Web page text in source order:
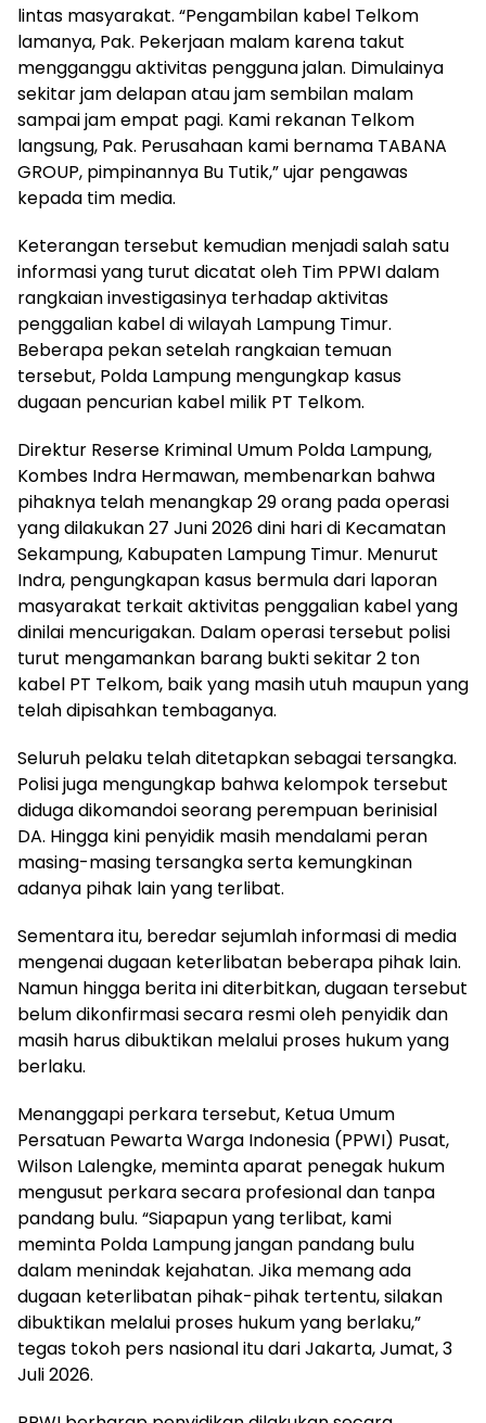
lintas masyarakat. “Pengambilan kabel Telkom
lamanya, Pak. Pekerjaan malam karena takut
mengganggu aktivitas pengguna jalan. Dimulainya
sekitar jam delapan atau jam sembilan malam
sampai jam empat pagi. Kami rekanan Telkom
langsung, Pak. Perusahaan kami bernama TABANA
GROUP, pimpinannya Bu Tutik,” ujar pengawas
kepada tim media.
Keterangan tersebut kemudian menjadi salah satu
informasi yang turut dicatat oleh Tim PPWI dalam
rangkaian investigasinya terhadap aktivitas
penggalian kabel di wilayah Lampung Timur.
Beberapa pekan setelah rangkaian temuan
tersebut, Polda Lampung mengungkap kasus
dugaan pencurian kabel milik PT Telkom.
Direktur Reserse Kriminal Umum Polda Lampung,
Kombes Indra Hermawan, membenarkan bahwa
pihaknya telah menangkap 29 orang pada operasi
yang dilakukan 27 Juni 2026 dini hari di Kecamatan
Sekampung, Kabupaten Lampung Timur. Menurut
Indra, pengungkapan kasus bermula dari laporan
masyarakat terkait aktivitas penggalian kabel yang
dinilai mencurigakan. Dalam operasi tersebut polisi
turut mengamankan barang bukti sekitar 2 ton
kabel PT Telkom, baik yang masih utuh maupun yang
telah dipisahkan tembaganya.
Seluruh pelaku telah ditetapkan sebagai tersangka.
Polisi juga mengungkap bahwa kelompok tersebut
diduga dikomandoi seorang perempuan berinisial
DA. Hingga kini penyidik masih mendalami peran
masing-masing tersangka serta kemungkinan
adanya pihak lain yang terlibat.
Sementara itu, beredar sejumlah informasi di media
mengenai dugaan keterlibatan beberapa pihak lain.
Namun hingga berita ini diterbitkan, dugaan tersebut
belum dikonfirmasi secara resmi oleh penyidik dan
masih harus dibuktikan melalui proses hukum yang
berlaku.
Menanggapi perkara tersebut, Ketua Umum
Persatuan Pewarta Warga Indonesia (PPWI) Pusat,
Wilson Lalengke, meminta aparat penegak hukum
mengusut perkara secara profesional dan tanpa
pandang bulu. “Siapapun yang terlibat, kami
meminta Polda Lampung jangan pandang bulu
dalam menindak kejahatan. Jika memang ada
dugaan keterlibatan pihak-pihak tertentu, silakan
dibuktikan melalui proses hukum yang berlaku,”
tegas tokoh pers nasional itu dari Jakarta, Jumat, 3
Juli 2026.